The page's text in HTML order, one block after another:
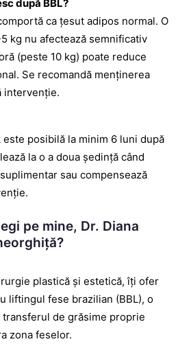
după BBL?
ca țesut adipos normal. O
kg nu afectează semnificativ
(peste 10 kg) poate reduce
Se recomandă menținerea
intervenție.
este posibilă la minim 6 luni după
la o a doua ședință când
sau compensează
pe mine, Dr. Diana
plastică și estetică, îți ofer
liftingul fese brazilian (BBL), o
de grăsime proprie
zona feselor.